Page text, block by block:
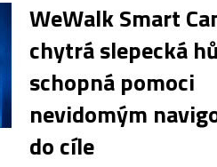
WeWalk Smart
chytrá slepecká
schopná pomoci
nevidomým
do cíle